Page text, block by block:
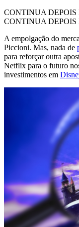
CONTINUA
CONTINUA
A empolgação do
Piccioni. Mas, nada de
para reforçar outra
Netflix para o futuro
investimentos em